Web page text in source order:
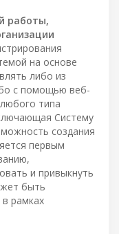
работы,
на основе
либо из
с помощью веб-
типа
Систему
создания
первым
и привыкнуть
быть
рамках